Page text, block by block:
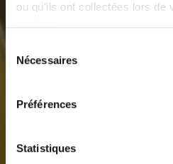
ou qu'ils ont collectées lors de
Nécessaires
Préférences
Statistiques
Societa
Cascina La